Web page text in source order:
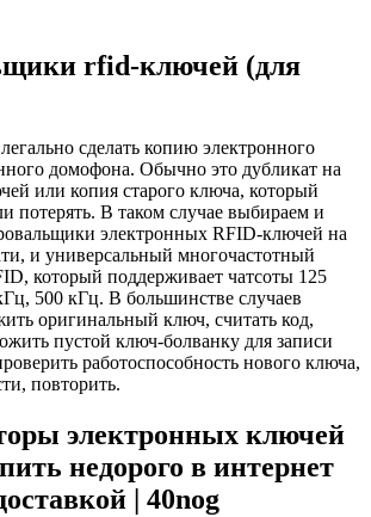
rfid-ключей (для
сделать копию электронного
домофона. Обычно это дубликат на
или копия старого ключа, который
потерять. В таком случае выбираем и
электронных RFID-ключей на
и универсальный многочастотный
который поддерживает чатсоты 125
500 кГц. В большинстве случаев
оригинальный ключ, считать код,
пустой ключ-болванку для записи
работоспособность нового ключа,
повторить.
электронных ключей
недорого в интернет
| 40nog